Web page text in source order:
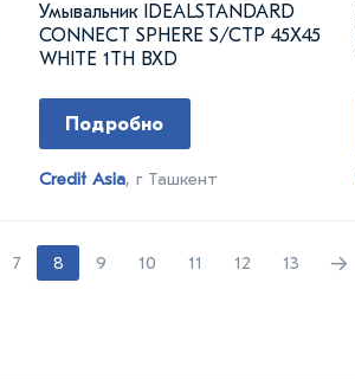
Умывальник IDEALSTANDARD
CONNECT SPHERE S/CTP 45X45
WHITE 1TH BXD
Подробно
Credit Asia, г Ташкент
7 8 9 10 11 12 13 →